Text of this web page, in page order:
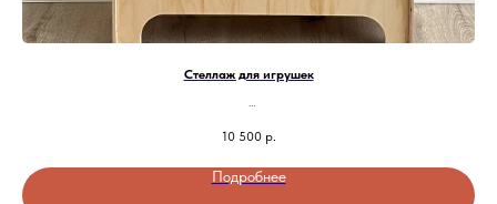
Стеллаж для игрушек
10 500 р.
Подробнее